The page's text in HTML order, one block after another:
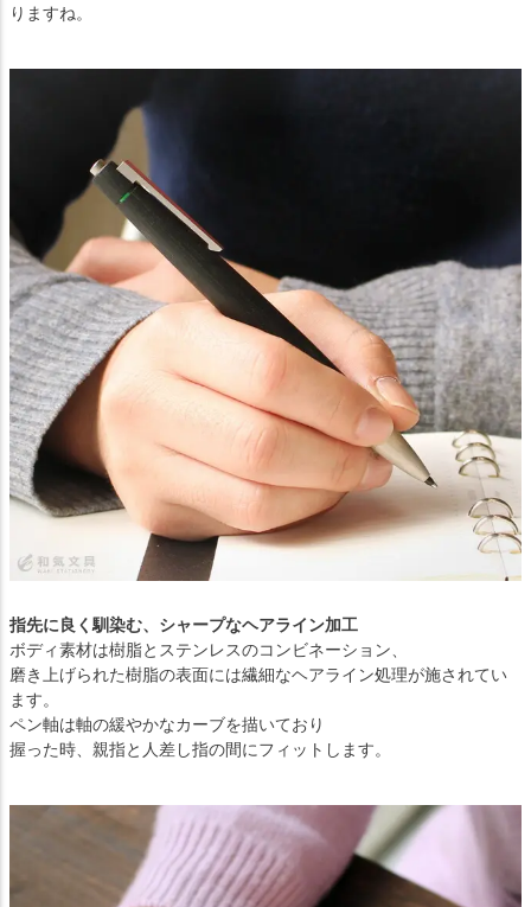
りますね。
指先に良く馴染む、シャープなヘアライン加工
ボディ素材は樹脂とステンレスのコンビネーション、
磨き上げられた樹脂の表面には繊細なヘアライン処理が施されてい
ます。
ペン軸は軸の緩やかなカーブを描いており
握った時、親指と人差し指の間にフィットします。